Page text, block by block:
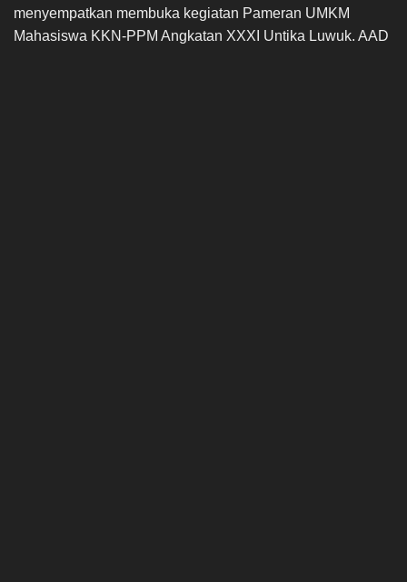
menyempatkan membuka kegiatan Pameran UMKM
Mahasiswa KKN-PPM Angkatan XXXI Untika Luwuk. AAD